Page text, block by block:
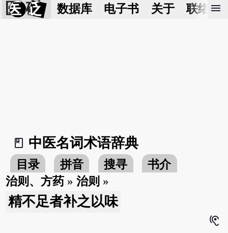
医 砭 数据库 电子书 关于 联络我
menu
book_2
中医名词术语辞典
目录 拼音 搜寻
书介
治则、方药 »治则 »
精不足者补之以味
hearing